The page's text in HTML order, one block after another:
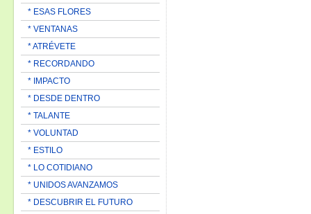
* ESAS FLORES
* VENTANAS
* ATRÉVETE
* RECORDANDO
* IMPACTO
* DESDE DENTRO
* TALANTE
* VOLUNTAD
* ESTILO
* LO COTIDIANO
* UNIDOS AVANZAMOS
* DESCUBRIR EL FUTURO